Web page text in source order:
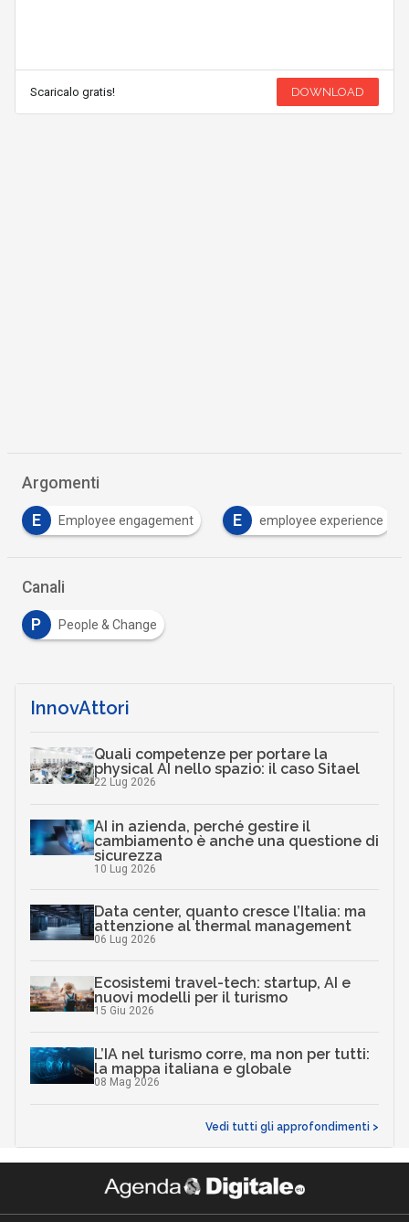
Scaricalo gratis! DOWNLOAD
Argomenti
E Employee engagement E employee experience
Canali
P People & Change
InnovAttori
Quali competenze per portare la
physical AI nello spazio: il caso Sitael
22 Lug 2026
AI in azienda, perché gestire il
cambiamento è anche una questione di
sicurezza
10 Lug 2026
Data center, quanto cresce l’Italia: ma
attenzione al thermal management
06 Lug 2026
Ecosistemi travel-tech: startup, AI e
nuovi modelli per il turismo
15 Giu 2026
L’IA nel turismo corre, ma non per tutti:
la mappa italiana e globale
08 Mag 2026
Vedi tutti gli approfondimenti >